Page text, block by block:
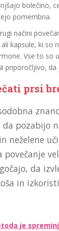
bolečino,
pomembna.
načini
kapsule, ki so
Vse to so
priporočljivo, da
prsi
da pozabijo
neželene
povečanje
da
in
je